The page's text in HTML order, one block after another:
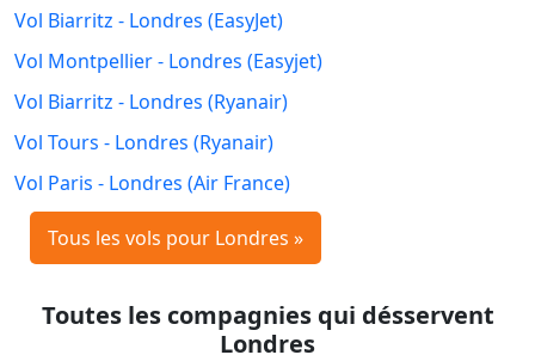
Vol Biarritz - Londres (EasyJet)
Vol Montpellier - Londres (Easyjet)
Vol Biarritz - Londres (Ryanair)
Vol Tours - Londres (Ryanair)
Vol Paris - Londres (Air France)
Tous les vols pour Londres »
Toutes les compagnies qui désservent
Londres